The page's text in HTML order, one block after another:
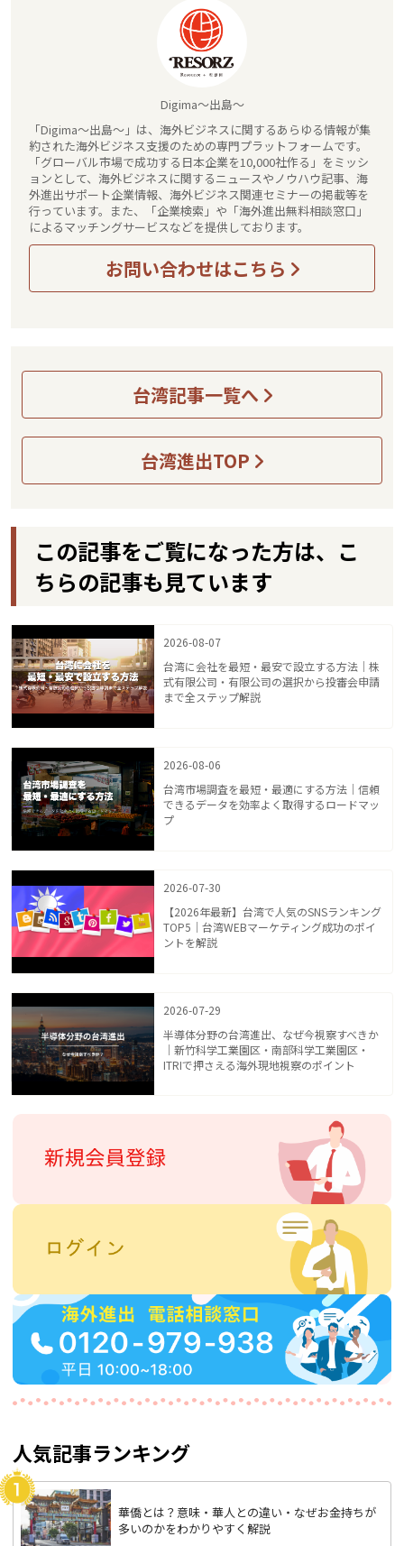
Digima～出島～
「Digima～出島～」は、海外ビジネスに関するあらゆる情報が集
約された海外ビジネス支援のための専門プラットフォームです。
「グローバル市場で成功する日本企業を10,000社作る」をミッシ
ョンとして、海外ビジネスに関するニュースやノウハウ記事、海
外進出サポート企業情報、海外ビジネス関連セミナーの掲載等を
行っています。また、「企業検索」や「海外進出無料相談窓口」
によるマッチングサービスなどを提供しております。
お問い合わせはこちら
台湾記事一覧へ
台湾進出TOP
この記事をご覧になった方は、こ
ちらの記事も見ています
2026-08-07
台湾に会社を最短・最安で設立する方法｜株
式有限公司・有限公司の選択から投審会申請
まで全ステップ解説
2026-08-06
台湾市場調査を最短・最適にする方法｜信頼
できるデータを効率よく取得するロードマッ
プ
2026-07-30
【2026年最新】台湾で人気のSNSランキング
TOP5｜台湾WEBマーケティング成功のポイ
ントを解説
2026-07-29
半導体分野の台湾進出、なぜ今視察すべきか
｜新竹科学工業園区・南部科学工業園区・
ITRIで押さえる海外現地視察のポイント
人気記事ランキング
華僑とは？意味・華人との違い・なぜお金持ちが
多いのかをわかりやすく解説